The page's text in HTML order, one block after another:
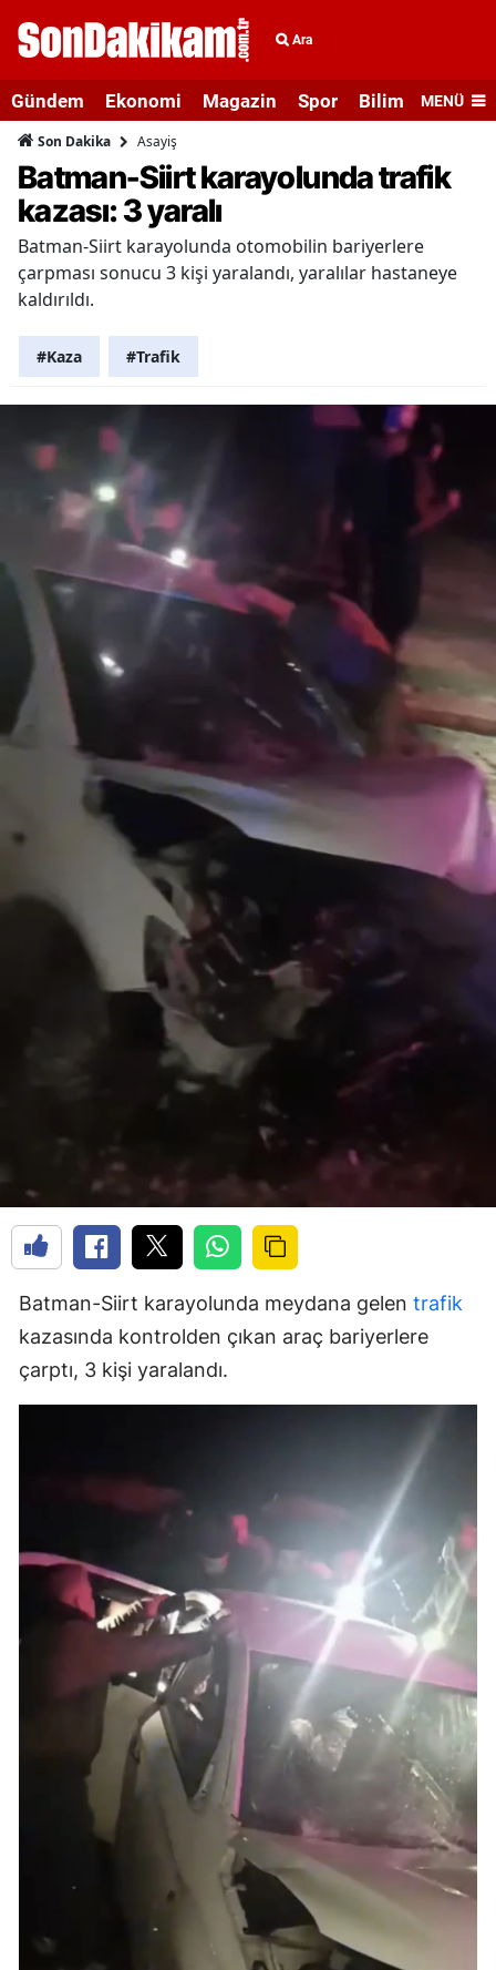
Ara
Gündem Ekonomi Magazin Spor Bilim veMENÜ
Son Dakika Asayiş
Batman-Siirt karayolunda trafik
kazası: 3 yaralı
Batman-Siirt karayolunda otomobilin bariyerlere
çarpması sonucu 3 kişi yaralandı, yaralılar hastaneye
kaldırıldı.
#Kaza #Trafik
Batman-Siirt karayolunda meydana gelen trafik
kazasında kontrolden çıkan araç bariyerlere
çarptı, 3 kişi yaralandı.